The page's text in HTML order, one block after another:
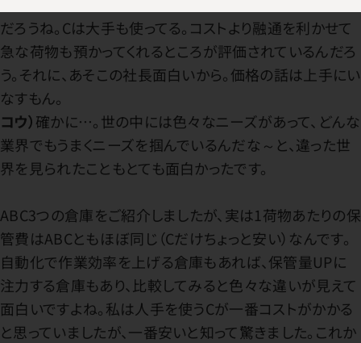
だろうね。Cは大手も使ってる。コストより融通を利かせて
急な荷物も預かってくれるところが評価されているんだろ
う。それに、あそこの社長面白いから。価格の話は上手にい
なすもん。
コウ）確かに…。世の中には色々なニーズがあって、どんな
業界でもうまくニーズを掴んでいるんだな～と、違った世
界を見られたこともとても面白かったです。
ABC3つの倉庫をご紹介しましたが、実は1荷物あたりの保
管費はABCともほぼ同じ（Cだけちょっと安い）なんです。
自動化で作業効率を上げる倉庫もあれば、保管量UPに
注力する倉庫もあり、比較してみると色々な違いが見えて
面白いですよね。私は人手を使うCが一番コストがかかる
と思っていましたが、一番安いと知って驚きました。これか